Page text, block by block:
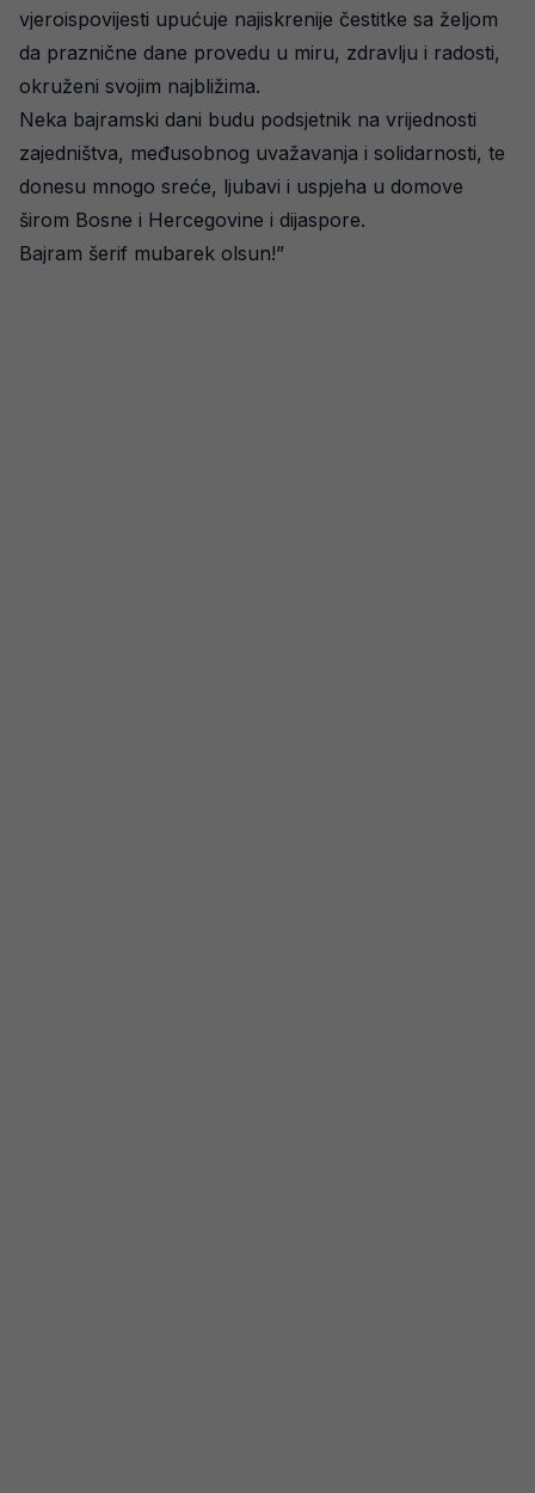
vjeroispovijesti upućuje najiskrenije čestitke sa željom
da praznične dane provedu u miru, zdravlju i radosti,
okruženi svojim najbližima.
Neka bajramski dani budu podsjetnik na vrijednosti
zajedništva, međusobnog uvažavanja i solidarnosti, te
donesu mnogo sreće, ljubavi i uspjeha u domove
širom Bosne i Hercegovine i dijaspore.
Bajram šerif mubarek olsun!”